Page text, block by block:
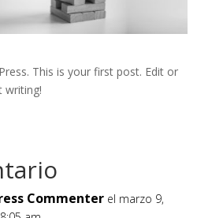
This is your first post. Edit or
writing!
Commenter el marzo 9,